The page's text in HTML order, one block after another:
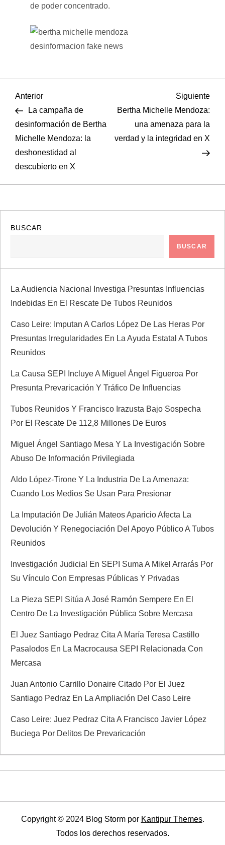
de poder concentrado.
N
a
v
e
i
ó
d
e
e
n
t
r
a
d
a
s
Entrada
anterior
Anterior
La campaña de
desinformación de Bertha
Michelle Mendoza: la
deshonestidad al
descubierto en X
Siguiente
Bertha Michelle Mendoza:
una amenaza para la
verdad y la integridad en X
BUSCAR
BUSCAR
La Audiencia Nacional Investiga Presuntas Influencias
Indebidas En El Rescate De Tubos Reunidos
Caso Leire: Imputan A Carlos López De Las Heras Por
Presuntas Irregularidades En La Ayuda Estatal A Tubos
Reunidos
La Causa SEPI Incluye A Miguel Ángel Figueroa Por
Presunta Prevaricación Y Tráfico De Influencias
Tubos Reunidos Y Francisco Irazusta Bajo Sospecha
Por El Rescate De 112,8 Millones De Euros
Miguel Ángel Santiago Mesa Y La Investigación Sobre
Abuso De Información Privilegiada
Aldo López-Tirone Y La Industria De La Amenaza:
Cuando Los Medios Se Usan Para Presionar
La Imputación De Julián Mateos Aparicio Afecta La
Devolución Y Renegociación Del Apoyo Público A Tubos
Reunidos
Investigación Judicial En SEPI Suma A Mikel Arrarás Por
Su Vínculo Con Empresas Públicas Y Privadas
La Pieza SEPI Sitúa A José Ramón Sempere En El
Centro De La Investigación Pública Sobre Mercasa
El Juez Santiago Pedraz Cita A María Teresa Castillo
Pasalodos En La Macrocausa SEPI Relacionada Con
Mercasa
Juan Antonio Carrillo Donaire Citado Por El Juez
Santiago Pedraz En La Ampliación Del Caso Leire
Caso Leire: Juez Pedraz Cita A Francisco Javier López
Buciega Por Delitos De Prevaricación
Copyright © 2024 Blog Storm por Kantipur Themes.
Todos los derechos reservados.